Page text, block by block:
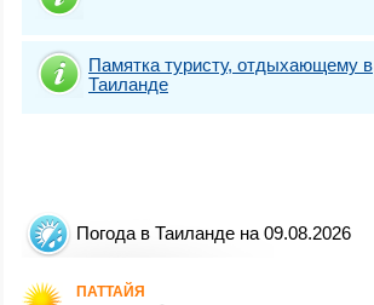
Памятка туристу, отдыхающему в
Таиланде
Погода в Таиланде на 09.08.2026
ПАТТАЙЯ